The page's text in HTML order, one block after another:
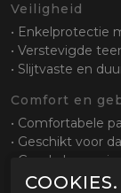
Veiligheid
• Enkelprotectie
• Verstevigde
• Slijtvaste en
Comfort en
• Comfortabele
• Geschikt voor
• Goede
COOKIES.